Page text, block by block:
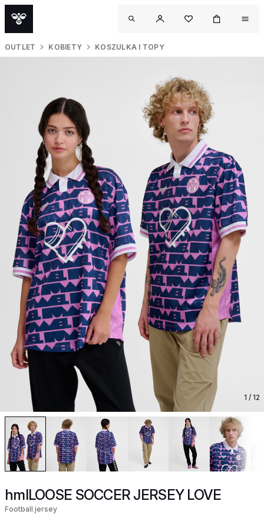
OUTLET KOBIETY KOSZULKA I TOPY
1 / 12
hmlLOOSE SOCCER JERSEY LOVE
Football jersey